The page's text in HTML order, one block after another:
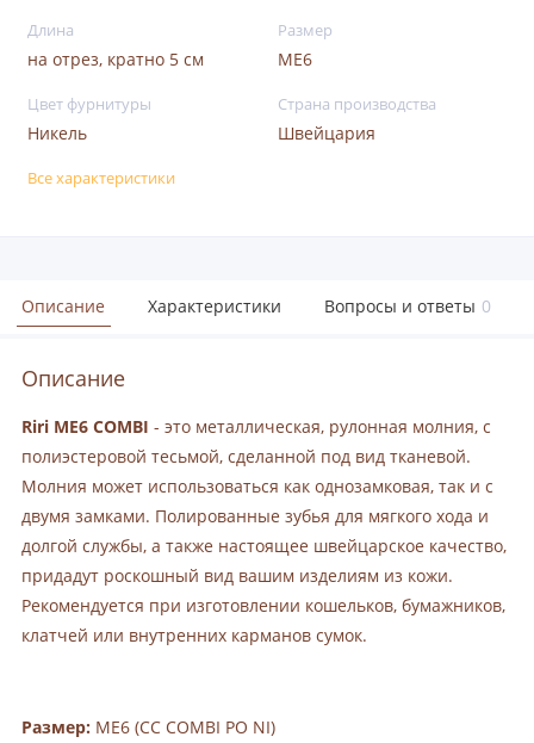
Длина
на отрез, кратно 5 см
Размер
ME6
Цвет фурнитуры
Никель
Страна производства
Швейцария
Все характеристики
Описание Характеристики Вопросы и ответы 0
Описание
Riri ME6 COMBI - это металлическая, рулонная молния, с
полиэстеровой тесьмой, сделанной под вид тканевой.
Молния может использоваться как однозамковая, так и с
двумя замками. Полированные зубья для мягкого хода и
долгой службы, а также настоящее швейцарское качество,
придадут роскошный вид вашим изделиям из кожи.
Рекомендуется при изготовлении кошельков, бумажников,
клатчей или внутренних карманов сумок.
Размер: ME6 (CC COMBI PO NI)